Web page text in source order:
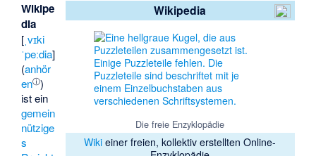
Wikipedia
Die freie Enzyklopädie
Wiki einer freien, kollektiv erstellten Online-
Wikipe
dia
[ ˌvɪki
ˈpeːdia]
(anhör
enⓘ)
ist ein
gemein
nützige
s